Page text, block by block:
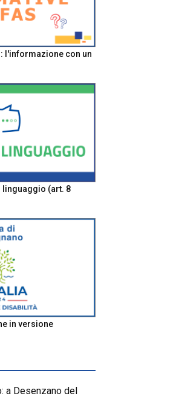
l'informazione con un
linguaggio (art. 8
in versione
a Desenzano del